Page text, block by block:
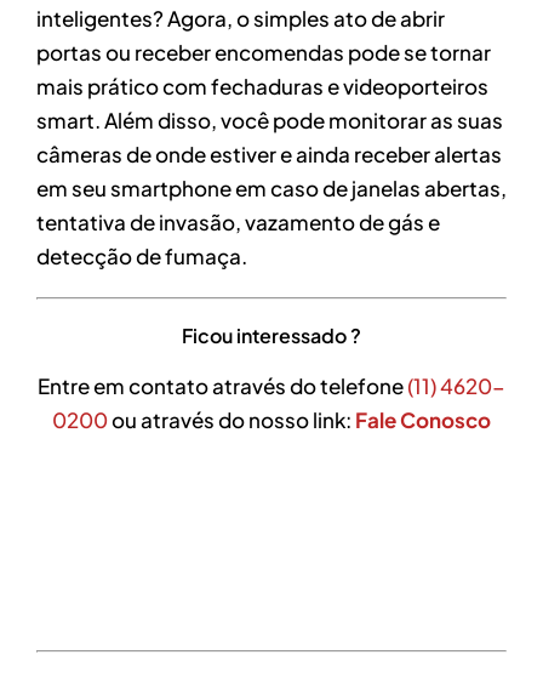
inteligentes? Agora, o simples ato de abrir
portas ou receber encomendas pode se tornar
mais prático com fechaduras e videoporteiros
smart. Além disso, você pode monitorar as suas
câmeras de onde estiver e ainda receber alertas
em seu smartphone em caso de janelas abertas,
tentativa de invasão, vazamento de gás e
detecção de fumaça.
Ficou interessado ?
Entre em contato através do telefone(11) 4620-
0200ou através do nosso link: Fale Conosco